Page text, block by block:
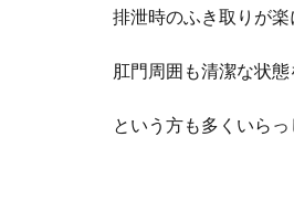
排泄時のふき取りが楽
肛門周囲も清潔な状
という方も多くいらっ